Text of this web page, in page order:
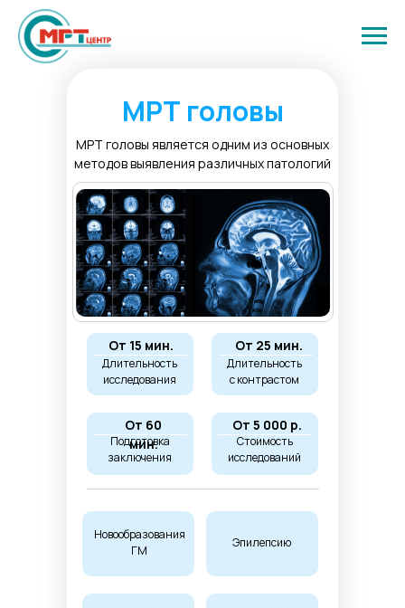
МРТ головы
МРТ головы является одним из основных
методов выявления различных патологий
Длительность
с контрастом
Подготовка
заключения
От 60
мин.
Стоимость
исследований
От 5 000 р.
Длительность
исследования
От 15 мин. От 25 мин.
Новообразования
ГМ
Эпилепсию